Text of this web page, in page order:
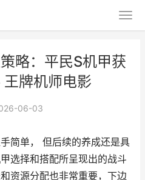
略：平民S机甲获
牌机师电影
06-03
简单， 但后续的养成还是具
选择和搭配所呈现出的战斗
资源分配也非常重要，下边